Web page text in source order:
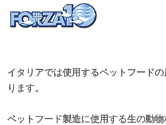
イタリアでは使用するペットフード
ります。
ペットフード製造に使用する生の動